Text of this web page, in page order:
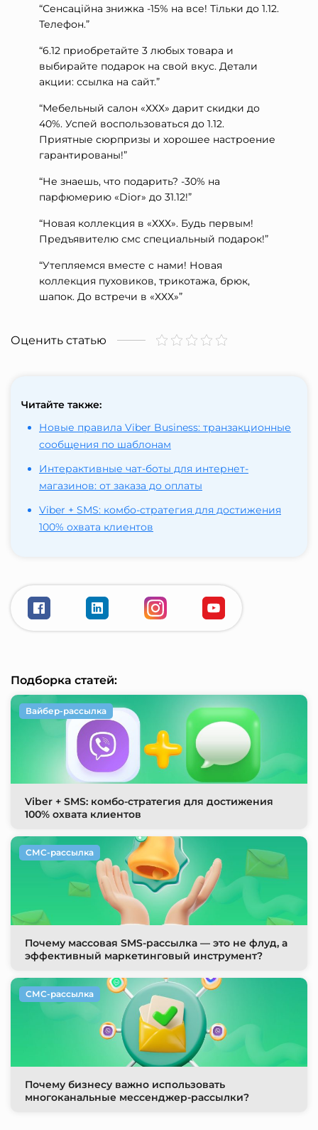
“Сенсаційна знижка -15% на все! Тільки до 1.12.
Телефон.”
“6.12 приобретайте 3 любых товара и
выбирайте подарок на свой вкус. Детали
акции: ссылка на сайт.”
“Мебельный салон «ХХХ» дарит скидки до
40%. Успей воспользоваться до 1.12.
Приятные сюрпризы и хорошее настроение
гарантированы!”
“Не знаешь, что подарить? -30% на
парфюмерию «Dior» до 31.12!”
“Новая коллекция в «ХХХ». Будь первым!
Предъявителю смс специальный подарок!”
“Утепляемся вместе с нами! Новая
коллекция пуховиков, трикотажа, брюк,
шапок. До встречи в «ХХХ»”
Оценить статью
Читайте также:
Новые правила Viber Business: транзакционные
сообщения по шаблонам
Интерактивные чат-боты для интернет-
магазинов: от заказа до оплаты
Viber + SMS: комбо-стратегия для достижения
100% охвата клиентов
Подборка статей:
Viber + SMS: комбо-стратегия для достижения
100% охвата клиентов
Вайбер-рассылка
Почему массовая SMS-рассылка — это не флуд, а
эффективный маркетинговый инструмент?
СМС-рассылка
Почему бизнесу важно использовать
многоканальные мессенджер-рассылки?
СМС-рассылка